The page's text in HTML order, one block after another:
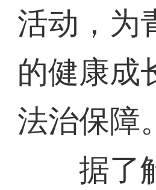
活动，为
的健康成
法治保障。
据了